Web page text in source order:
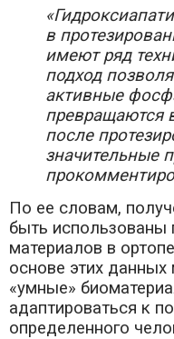
в
имеют ряд
подход
активные
превращаются
после
значительные
По ее словам,
быть использованы
материалов в
основе этих
«умные»
адаптироваться к
определенного